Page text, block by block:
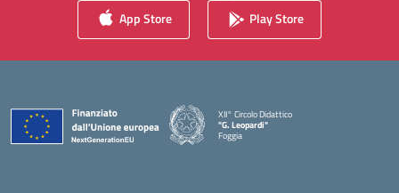
App Store Play Store
XII° Circolo Didattico
"G. Leopardi"
Foggia
— Visita la pagina iniziale della scuola